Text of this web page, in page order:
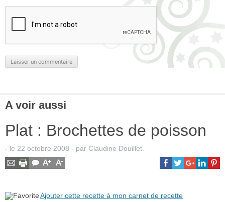
A voir aussi
Plat : Brochettes de poisson
- le 22 octobre 2008 - par Claudine Douillet
Ajouter cette recette à mon carnet de recette